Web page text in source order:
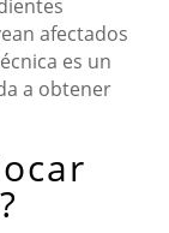
afectados
es un
a obtener